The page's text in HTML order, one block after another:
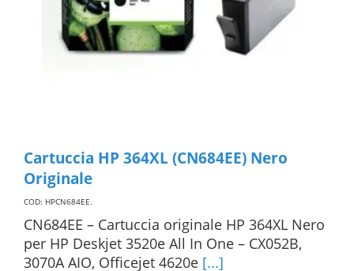
Cartuccia HP 364XL (CN684EE) Nero
Originale
COD: HPCN684EE.
CN684EE – Cartuccia originale HP 364XL Nero
per HP Deskjet 3520e All In One – CX052B,
3070A AIO, Officejet 4620e [...]